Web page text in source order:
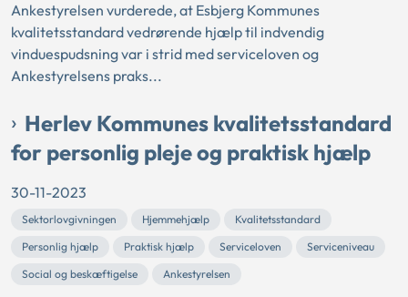
Ankestyrelsen vurderede, at Esbjerg Kommunes
kvalitetsstandard vedrørende hjælp til indvendig
vinduespudsning var i strid med serviceloven og
Ankestyrelsens praks...
Herlev Kommunes kvalitetsstandard
for personlig pleje og praktisk hjælp
30-11-2023
Sektorlovgivningen Hjemmehjælp
Kvalitetsstandard
Personlig hjælp
Praktisk hjælp Serviceloven
Serviceniveau
Social og beskæftigelse
Ankestyrelsen